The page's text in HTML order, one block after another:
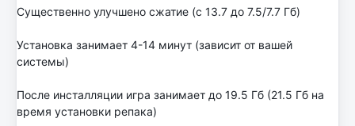
Существенно улучшено сжатие (с 13.7 до 7.5/7.7 Гб)
Установка занимает 4-14 минут (зависит от вашей
системы)
После инсталляции игра занимает до 19.5 Гб (21.5 Гб на
время установки репака)